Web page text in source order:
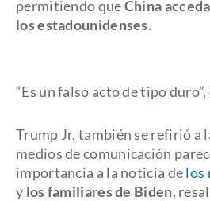
permitiendo queChina
los estadounidenses.
“Es un falso acto de tipo
Trump Jr. también se refirió a
medios de comunicación
importancia a la noticia delos
y los familiares de Biden,